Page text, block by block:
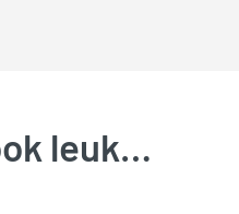
leuk…